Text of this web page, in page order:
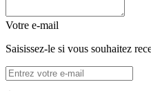
Votre e-mail
Saisissez-le si vous souhaitez